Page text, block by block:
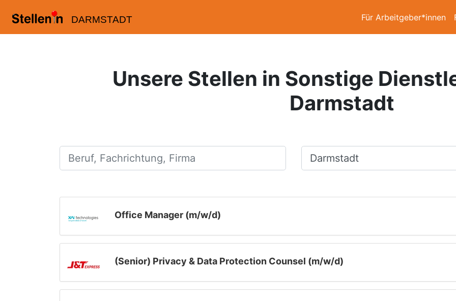
DARMSTADT Für Arbeitgeber*innen
Unsere Stellen in Sonstige
Darmstadt
Beruf, Fachrichtung, Firma Ort, Stadt
Office Manager (m/w/d)
(Senior) Privacy & Data Protection Counsel (m/w/d)